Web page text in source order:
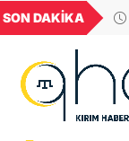
SON DAKİKA
GEL
18,2371